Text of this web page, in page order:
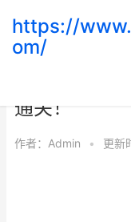
https://
om/
通关！
作者： Admin • 更新